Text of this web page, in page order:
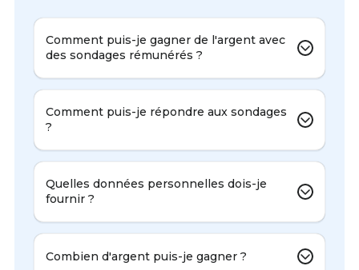
Comment puis-je gagner de l'argent avec
des sondages rémunérés ?
Comment puis-je répondre aux sondages
?
Quelles données personnelles dois-je
fournir ?
Combien d'argent puis-je gagner ?